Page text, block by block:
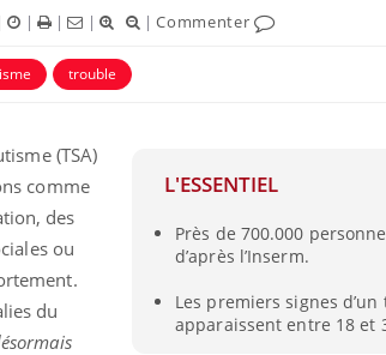
| | | | |Commenter
trouble
L'ESSENTIEL
Près de 700.000
d’après l’Inserm.
Les premiers signes
apparaissent entre 18 et
(TSA)
comme
des
ou
du